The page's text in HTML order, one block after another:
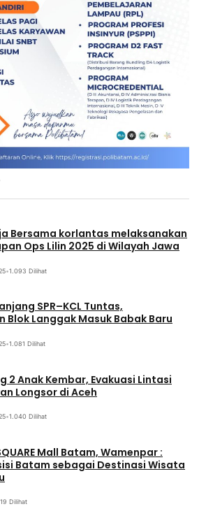
Bersama korlantas melaksanakan
Ops Lilin 2025 di Wilayah Jawa
•1.093 Dilihat
SPR–KCL Tuntas,
Blok Langgak Masuk Babak Baru
•1.081 Dilihat
2 Anak Kembar, Evakuasi Lintasi
Longsor di Aceh
•1.040 Dilihat
Mall Batam, Wamenpar :
Batam sebagai Destinasi Wisata
Dilihat